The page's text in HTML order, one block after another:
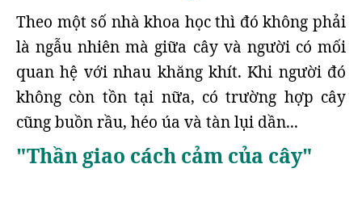
Theo một số nhà khoa học thì đó không phải
là ngẫu nhiên mà giữa cây và người có mối
quan hệ với nhau khăng khít. Khi người đó
không còn tồn tại nữa, có trường hợp cây
cũng buồn rầu, héo úa và tàn lụi dần...
"Thần giao cách cảm của cây"